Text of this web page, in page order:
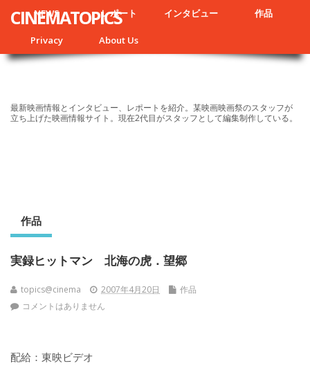
NEWS レポート インタビュー 作品
Privacy About Us
CINEMATOPICS
最新映画情報とインタビュー、レポートを紹介。某映画映画祭のスタッフが
立ち上げた映画情報サイト。現在2代目がスタッフとして編集制作している。
作品
実録ヒットマン 北海の虎．望郷
topics@cinema 2007年4月20日
作品
コメントはありません
配給：東映ビデオ